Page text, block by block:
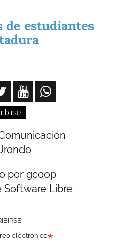
de estudiantes
por gcoop
Software Libre
electrónico